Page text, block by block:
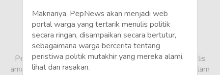
Wisata
Wanita
Maknanya, PepNews akan menjadi web
portal warga yang tertarik menulis politik
secara ringan, disampaikan secara bertutur,
sebagaimana warga bercerita tentang
peristiwa politik mutakhir yang mereka alami,
lihat dan rasakan.
PepNews.com adalah media warga, tempat bagi penulis
amatir dan profesional menyampaikan berbagai opini dalam